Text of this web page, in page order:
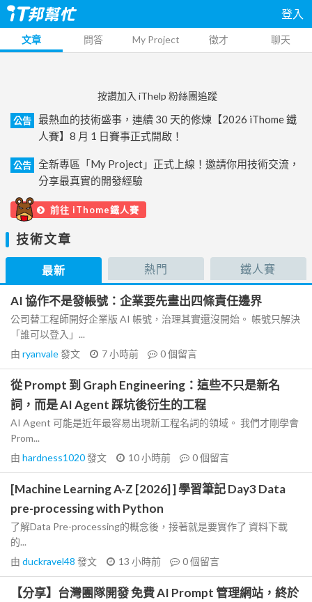
登入
文章 問答 My Project 徵才 聊天
按讚加入 iThelp 粉絲團追蹤
公告
最熱血的技術盛事，連續 30 天的修煉【2026 iThome 鐵
人賽】8 月 1 日賽事正式開啟！
公告
全新專區「My Project」正式上線！邀請你用技術交流，
分享最真實的開發經驗
前往 iThome鐵人賽
技術文章
最新 熱門 鐵人賽
AI 協作不是發帳號：企業要先畫出四條責任邊界
公司替工程師開好企業版 AI 帳號，治理其實還沒開始。 帳號只解決
「誰可以登入」...
由 ryanvale發文 7 小時前 0個留言
從 Prompt 到 Graph Engineering：這些不只是新名
詞，而是 AI Agent 踩坑後衍生的工程
AI Agent 可能是近年最容易出現新工程名詞的領域。 我們才剛學會
Prom...
由 hardness1020發文 10 小時前 0個留言
[Machine Learning A-Z [2026] ] 學習筆記 Day3 Data
pre-processing with Python
了解Data Pre-processing的概念後，接著就是要實作了 資料下載
的...
由 duckravel48 發文 13 小時前 0個留言
【分享】台灣團隊開發 免費 AI Prompt 管理網站，終於